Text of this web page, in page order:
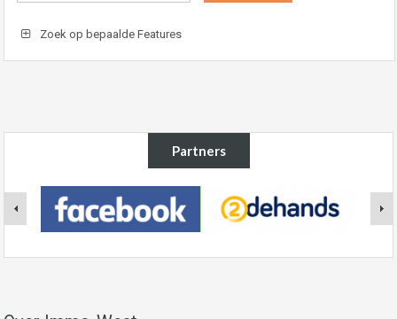
Zoek op bepaalde Features
Partners